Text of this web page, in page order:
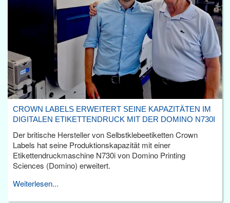
CROWN LABELS ERWEITERT SEINE KAPAZITÄTEN IM
DIGITALEN ETIKETTENDRUCK MIT DER DOMINO N730I
Der britische Hersteller von Selbstklebeetiketten Crown
Labels hat seine Produktionskapazität mit einer
Etikettendruckmaschine N730i von Domino Printing
Sciences (Domino) erweitert.
Weiterlesen...